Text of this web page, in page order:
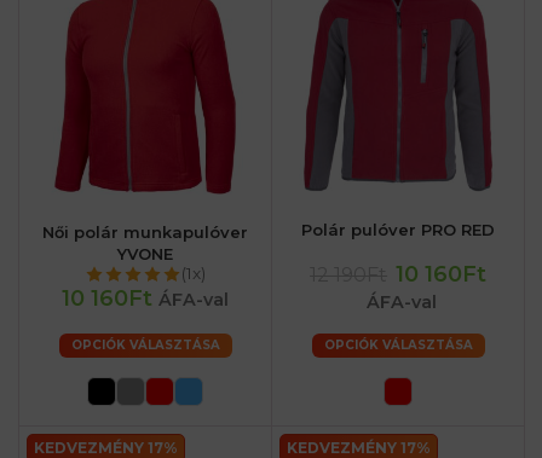
Női polár munkapulóver
YVONE
(1x)
10 160Ft ÁFA-val
OPCIÓK VÁLASZTÁSA
Polár pulóver PRO RED
10 160Ft
ÁFA-val
OPCIÓK VÁLASZTÁSA
KEDVEZMÉNY 17% KEDVEZMÉNY 17%